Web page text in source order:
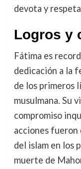
devota y
Logros y
Fátima es
dedicación a la
de los primeros
musulmana. Su
compromiso
acciones fueron
del islam en los
muerte de